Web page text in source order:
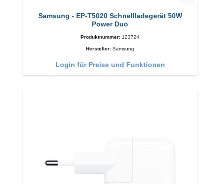
Samsung - EP-T5020 Schnellladegerät 50W
Power Duo
Produktnummer: 123724
Hersteller: Samsung
Login für Preise und Funktionen